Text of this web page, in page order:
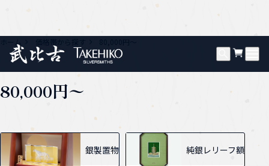
80,000円〜
グループ一覧
銀製置物 純銀レリーフ額